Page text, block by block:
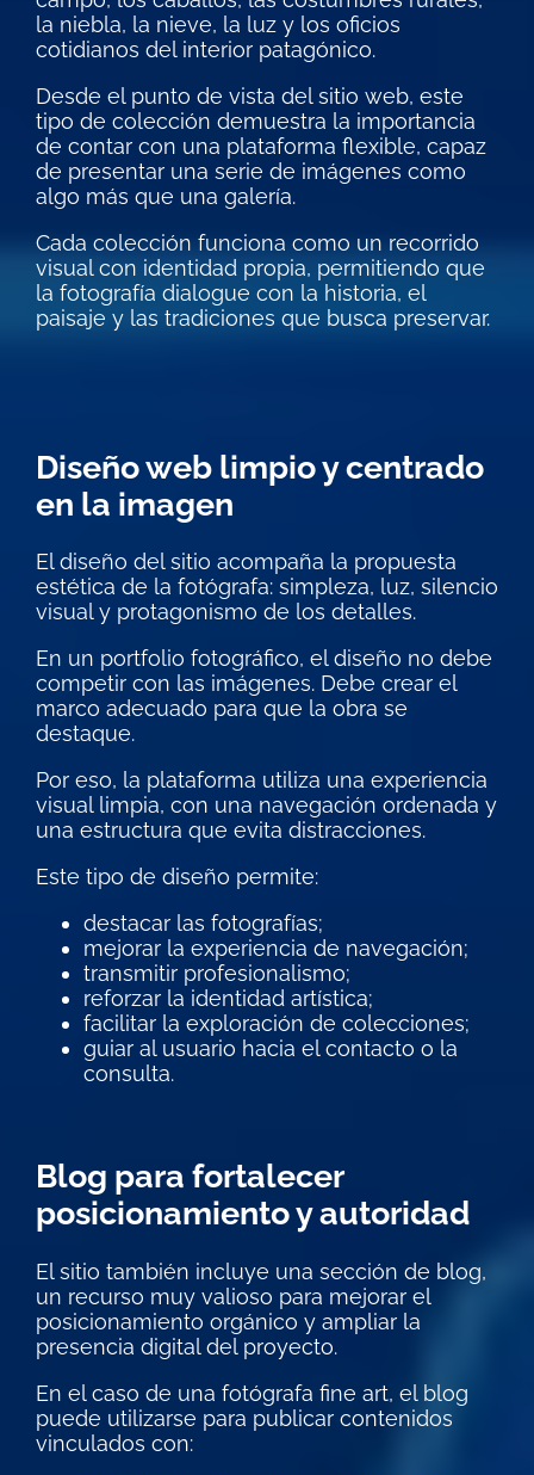
la niebla, la nieve, la luz y los oficios
cotidianos del interior patagónico.
Desde el punto de vista del sitio web, este
tipo de colección demuestra la importancia
de contar con una plataforma flexible, capaz
de presentar una serie de imágenes como
algo más que una galería.
Cada colección funciona como un recorrido
visual con identidad propia, permitiendo que
la fotografía dialogue con la historia, el
paisaje y las tradiciones que busca preservar.
Diseño web limpio y centrado
en la imagen
El diseño del sitio acompaña la propuesta
estética de la fotógrafa: simpleza, luz, silencio
visual y protagonismo de los detalles.
En un portfolio fotográfico, el diseño no debe
competir con las imágenes. Debe crear el
marco adecuado para que la obra se
destaque.
Por eso, la plataforma utiliza una experiencia
visual limpia, con una navegación ordenada y
una estructura que evita distracciones.
Este tipo de diseño permite:
destacar las fotografías;
mejorar la experiencia de navegación;
transmitir profesionalismo;
reforzar la identidad artística;
facilitar la exploración de colecciones;
guiar al usuario hacia el contacto o la
consulta.
Blog para fortalecer
posicionamiento y autoridad
El sitio también incluye una sección de blog,
un recurso muy valioso para mejorar el
posicionamiento orgánico y ampliar la
presencia digital del proyecto.
En el caso de una fotógrafa fine art, el blog
puede utilizarse para publicar contenidos
vinculados con: